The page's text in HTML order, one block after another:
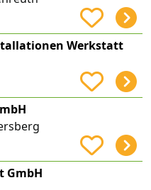
Werkstatt
GmbH